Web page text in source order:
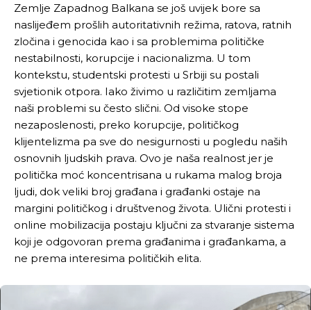
Zemlje Zapadnog Balkana se još uvijek bore sa
naslijeđem prošlih autoritativnih režima, ratova, ratnih
zločina i genocida kao i sa problemima političke
nestabilnosti, korupcije i nacionalizma. U tom
kontekstu, studentski protesti u Srbiji su postali
svjetionik otpora. Iako živimo u različitim zemljama
naši problemi su često slični. Od visoke stope
nezaposlenosti, preko korupcije, političkog
klijentelizma pa sve do nesigurnosti u pogledu naših
osnovnih ljudskih prava. Ovo je naša realnost jer je
politička moć koncentrisana u rukama malog broja
ljudi, dok veliki broj građana i građanki ostaje na
margini političkog i društvenog života. Ulični protesti i
online mobilizacija postaju ključni za stvaranje sistema
koji je odgovoran prema građanima i građankama, a
ne prema interesima političkih elita.